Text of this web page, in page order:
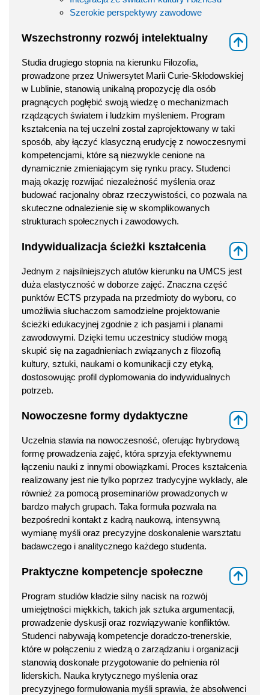
Szerokie perspektywy zawodowe
Wszechstronny rozwój intelektualny
Studia drugiego stopnia na kierunku Filozofia,
prowadzone przez Uniwersytet Marii Curie-Skłodowskiej
w Lublinie, stanowią unikalną propozycję dla osób
pragnących pogłębić swoją wiedzę o mechanizmach
rządzących światem i ludzkim myśleniem. Program
kształcenia na tej uczelni został zaprojektowany w taki
sposób, aby łączyć klasyczną erudycję z nowoczesnymi
kompetencjami, które są niezwykle cenione na
dynamicznie zmieniającym się rynku pracy. Studenci
mają okazję rozwijać niezależność myślenia oraz
budować racjonalny obraz rzeczywistości, co pozwala na
skuteczne odnalezienie się w skomplikowanych
strukturach społecznych i zawodowych.
Indywidualizacja ścieżki kształcenia
Jednym z najsilniejszych atutów kierunku na UMCS jest
duża elastyczność w doborze zajęć. Znaczna część
punktów ECTS przypada na przedmioty do wyboru, co
umożliwia słuchaczom samodzielne projektowanie
ścieżki edukacyjnej zgodnie z ich pasjami i planami
zawodowymi. Dzięki temu uczestnicy studiów mogą
skupić się na zagadnieniach związanych z filozofią
kultury, sztuki, naukami o komunikacji czy etyką,
dostosowując profil dyplomowania do indywidualnych
potrzeb.
Nowoczesne formy dydaktyczne
Uczelnia stawia na nowoczesność, oferując hybrydową
formę prowadzenia zajęć, która sprzyja efektywnemu
łączeniu nauki z innymi obowiązkami. Proces kształcenia
realizowany jest nie tylko poprzez tradycyjne wykłady, ale
również za pomocą proseminariów prowadzonych w
bardzo małych grupach. Taka formuła pozwala na
bezpośredni kontakt z kadrą naukową, intensywną
wymianę myśli oraz precyzyjne doskonalenie warsztatu
badawczego i analitycznego każdego studenta.
Praktyczne kompetencje społeczne
Program studiów kładzie silny nacisk na rozwój
umiejętności miękkich, takich jak sztuka argumentacji,
prowadzenie dyskusji oraz rozwiązywanie konfliktów.
Studenci nabywają kompetencje doradczo-trenerskie,
które w połączeniu z wiedzą o zarządzaniu i organizacji
stanowią doskonałe przygotowanie do pełnienia ról
liderskich. Nauka krytycznego myślenia oraz
precyzyjnego formułowania myśli sprawia, że absolwenci